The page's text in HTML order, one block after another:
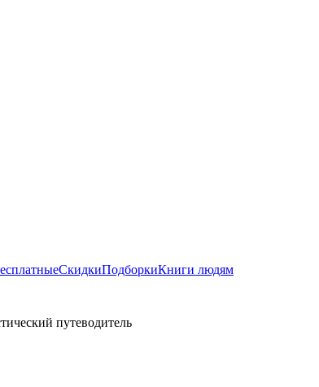
СкидкиПодборкиКниги людям